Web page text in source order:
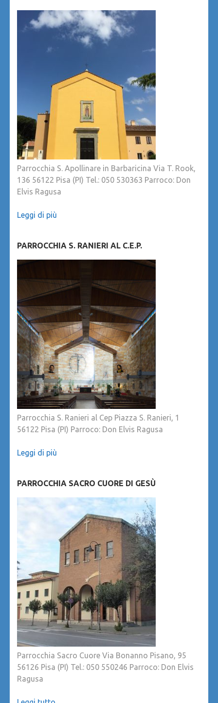
Parrocchia S. Apollinare in Barbaricina Via T. Rook,
136 56122 Pisa (PI) Tel.: 050 530363 Parroco: Don
Elvis Ragusa
Leggi di più
PARROCCHIA S. RANIERI AL C.E.P.
Parrocchia S. Ranieri al Cep Piazza S. Ranieri, 1
56122 Pisa (PI) Parroco: Don Elvis Ragusa
Leggi di più
PARROCCHIA SACRO CUORE DI GESÙ
Parrocchia Sacro Cuore Via Bonanno Pisano, 95
56126 Pisa (PI) Tel.: 050 550246 Parroco: Don Elvis
Ragusa